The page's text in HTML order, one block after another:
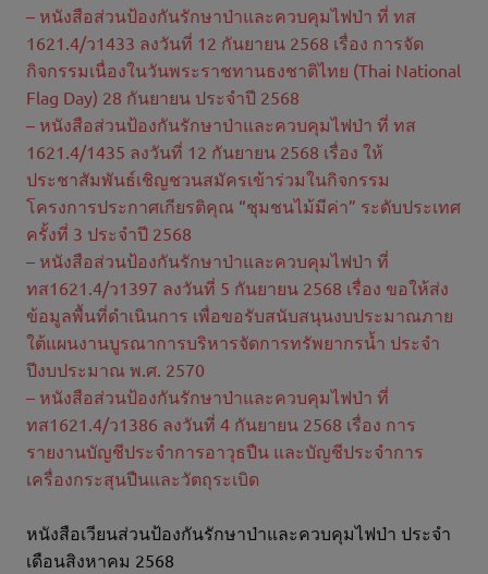
– หนังสือส่วนป้องกันรักษาป่าและควบคุมไฟป่า ที่ ทส
1621.4/ว1433 ลงวันที่ 12 กันยายน 2568 เรื่อง การจัด
กิจกรรมเนื่องในวันพระราชทานธงชาติไทย (Thai National
Flag Day) 28 กันยายน ประจำปี 2568
– หนังสือส่วนป้องกันรักษาป่าและควบคุมไฟป่า ที่ ทส
1621.4/1435 ลงวันที่ 12 กันยายน 2568 เรื่อง ให้
ประชาสัมพันธ์เชิญชวนสมัครเข้าร่วมในกิจกรรม
โครงการประกาศเกียรติคุณ “ชุมชนไม้มีค่า” ระดับประเทศ
ครั้งที่ 3 ประจำปี 2568
– หนังสือส่วนป้องกันรักษาป่าและควบคุมไฟป่า ที่
ทส1621.4/ว1397 ลงวันที่ 5 กันยายน 2568 เรื่อง ขอให้ส่ง
ข้อมูลพื้นที่ดำเนินการ เพื่อขอรับสนับสนุนงบประมาณภาย
ใต้แผนงานบูรณาการบริหารจัดการทรัพยากรน้ำ ประจำ
ปีงบประมาณ พ.ศ. 2570
– หนังสือส่วนป้องกันรักษาป่าและควบคุมไฟป่า ที่
ทส1621.4/ว1386 ลงวันที่ 4 กันยายน 2568 เรื่อง การ
รายงานบัญชีประจำการอาวุธปืน และบัญชีประจำการ
เครื่องกระสุนปืนและวัตถุระเบิด
หนังสือเวียนส่วนป้องกันรักษาป่าและควบคุมไฟป่า ประจำ
เดือนสิงหาคม 2568